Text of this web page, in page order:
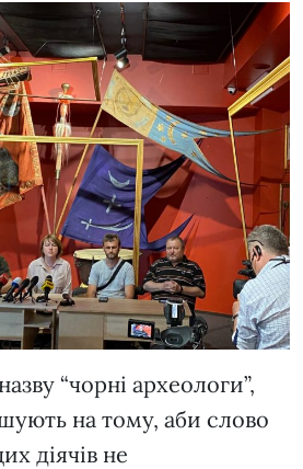
“чорні археологи”,
на тому, аби слово
діячів не